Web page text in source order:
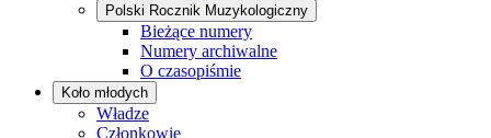
Polski Rocznik Muzykologiczny
Bieżące numery
Numery archiwalne
O czasopiśmie
Koło młodych
Władze
Członkowie